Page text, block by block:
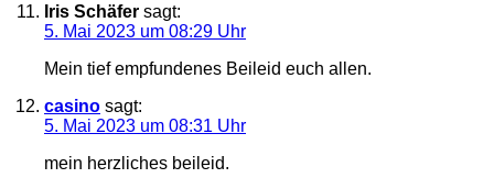
Iris Schäfer sagt:
5. Mai 2023 um 08:29 Uhr
Mein tief empfundenes Beileid euch allen.
casino sagt:
5. Mai 2023 um 08:31 Uhr
mein herzliches beileid.